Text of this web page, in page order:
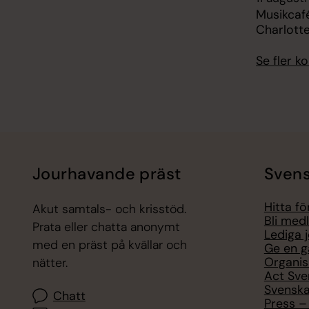
Se fler
Jourhavande präst
Akut samtals- och krisstöd.
Prata eller chatta anonymt
med en präst på kvällar och
nätter.
Chatt
Hitta
Bli
Lediga
Ge en
Act
Press